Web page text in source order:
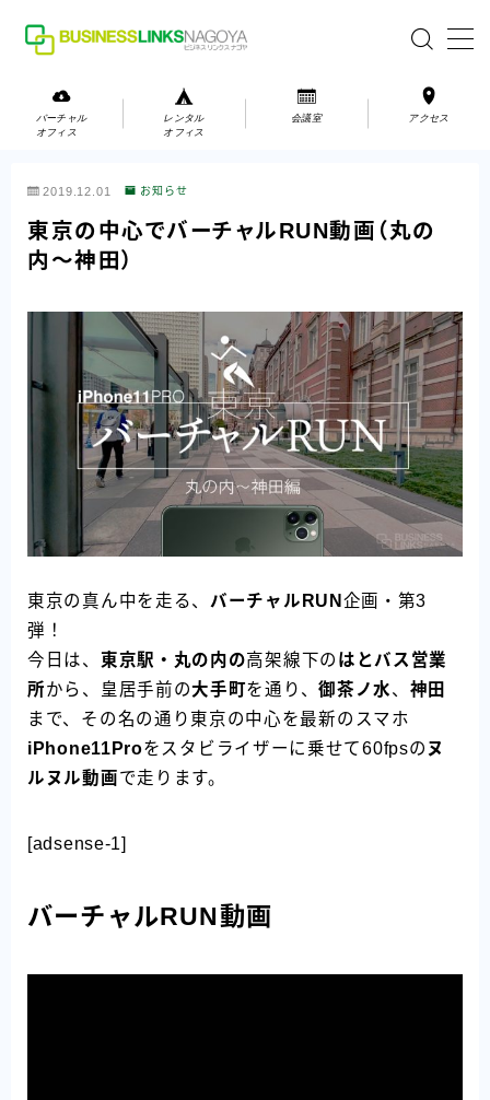
会議室
お問い合わせ
お問い合わせ
ご利用の流れ
アクセス
会社案内
バーチャル
オフィス
レンタル
オフィス
会議室 アクセス
2019.12.01 お知らせ
東京の中心でバーチャルRUN動画（丸の
内〜神田）
東京の真ん中を走る、 バーチャルRUN 企画・第3
弾！
今日は、 東京駅・丸の内の高架線下の はとバス営業
所から、皇居手前の大手町を通り、御茶ノ水、 神田
まで、その名の通り東京の中心を最新のスマホ
iPhone11Proをスタビライザーに乗せて60fpsの ヌ
ルヌル動画で走ります。
[adsense-1]
バーチャルRUN動画